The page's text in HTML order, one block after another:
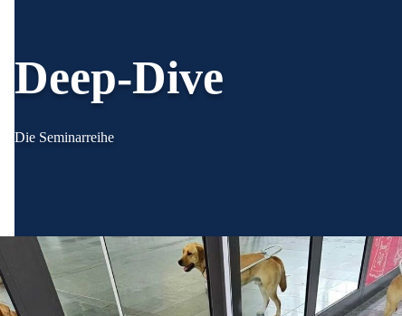
Deep-Dive
Die Seminarreihe